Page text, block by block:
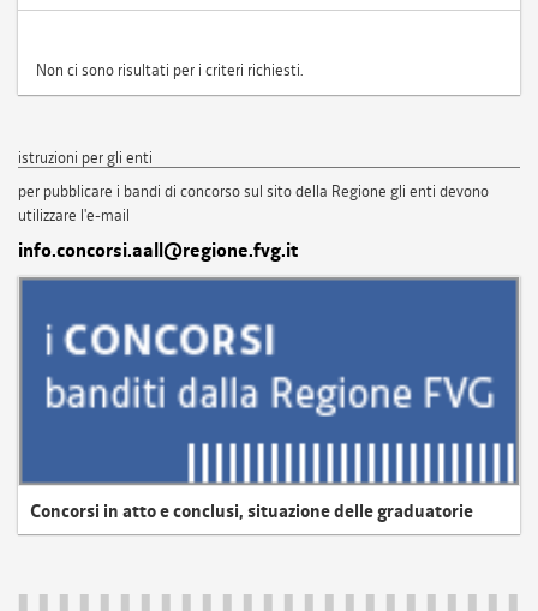
Non ci sono risultati per i criteri richiesti.
istruzioni per gli enti
per pubblicare i bandi di concorso sul sito della Regione gli enti devono
utilizzare l'e-mail
info.concorsi.aall@regione.fvg.it
Concorsi in atto e conclusi, situazione delle graduatorie